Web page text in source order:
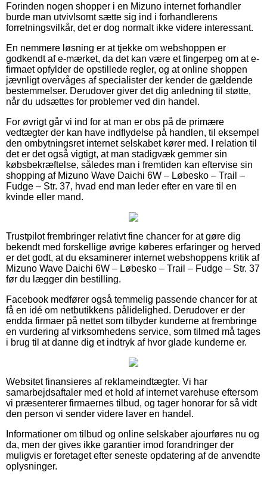
Forinden nogen shopper i en Mizuno internet forhandler
burde man utvivlsomt sætte sig ind i forhandlerens
forretningsvilkår, det er dog normalt ikke videre interessant.
En nemmere løsning er at tjekke om webshoppen er
godkendt af e-mærket, da det kan være et fingerpeg om at e-
firmaet opfylder de opstillede regler, og at online shoppen
jævnligt overvåges af specialister der kender de gældende
bestemmelser. Derudover giver det dig anledning til støtte,
når du udsættes for problemer ved din handel.
For øvrigt går vi ind for at man er obs på de primære
vedtægter der kan have indflydelse på handlen, til eksempel
den ombytningsret internet selskabet kører med. I relation til
det er det også vigtigt, at man stadigvæk gemmer sin
købsbekræftelse, således man i fremtiden kan eftervise sin
shopping af Mizuno Wave Daichi 6W – Løbesko – Trail –
Fudge – Str. 37, hvad end man leder efter en vare til en
kvinde eller mand.
Trustpilot frembringer relativt fine chancer for at gøre dig
bekendt med forskellige øvrige køberes erfaringer og herved
er det godt, at du eksaminerer internet webshoppens kritik af
Mizuno Wave Daichi 6W – Løbesko – Trail – Fudge – Str. 37
før du lægger din bestilling.
Facebook medfører også temmelig passende chancer for at
få en idé om netbutikkens pålidelighed. Derudover er der
endda firmaer på nettet som tilbyder kunderne at frembringe
en vurdering af virksomhedens service, som tilmed må tages
i brug til at danne dig et indtryk af hvor glade kunderne er.
Websitet finansieres af reklameindtægter. Vi har
samarbejdsaftaler med et hold af internet varehuse eftersom
vi præsenterer firmaernes tilbud, og tager honorar for så vidt
den person vi sender videre laver en handel.
Informationer om tilbud og online selskaber ajourføres nu og
da, men der gives ikke garantier imod forandringer der
muligvis er foretaget efter seneste opdatering af de anvendte
oplysninger.